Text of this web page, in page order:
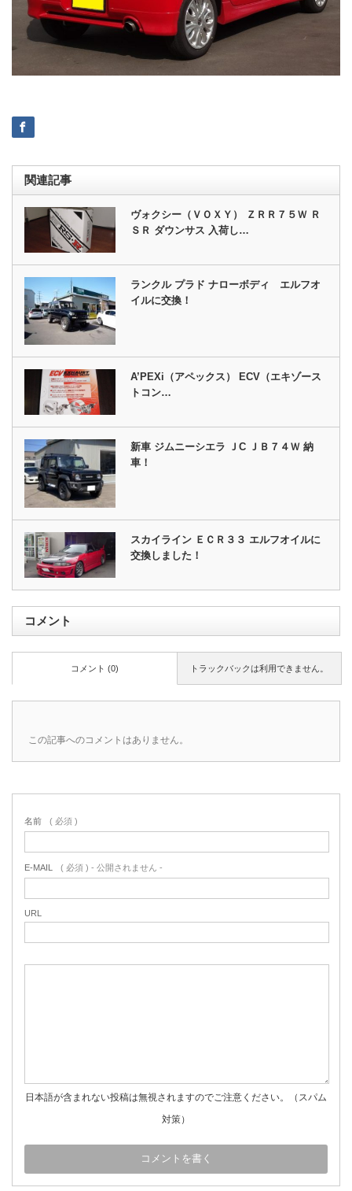
関連記事
ヴォクシー（ＶＯＸＹ） ＺＲＲ７５Ｗ Ｒ
ＳＲ ダウンサス 入荷し…
ランクル プラド ナローボディ エルフオ
イルに交換！
A’PEXi（アペックス） ECV（エキゾース
トコン…
新車 ジムニーシエラ ＪC ＪＢ７４Ｗ 納
車！
スカイライン ＥＣＲ３３ エルフオイルに
交換しました！
コメント
トラックバックは利用できません。
コメント (0)
この記事へのコメントはありません。
名前 ( 必須 )
E-MAIL ( 必須 ) - 公開されません -
URL
日本語が含まれない投稿は無視されますのでご注意ください。（スパム
対策）